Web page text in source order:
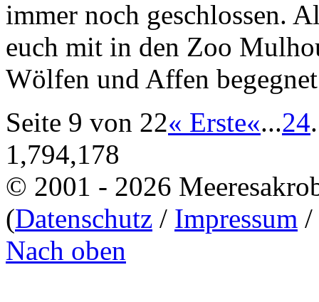
immer noch geschlossen.
euch mit in den Zoo
Wölfen und Affen
Seite 9 von 22« Erste«...24
1,794,178
© 2001 - 2026
(Datenschutz / Impressum /
Nach oben